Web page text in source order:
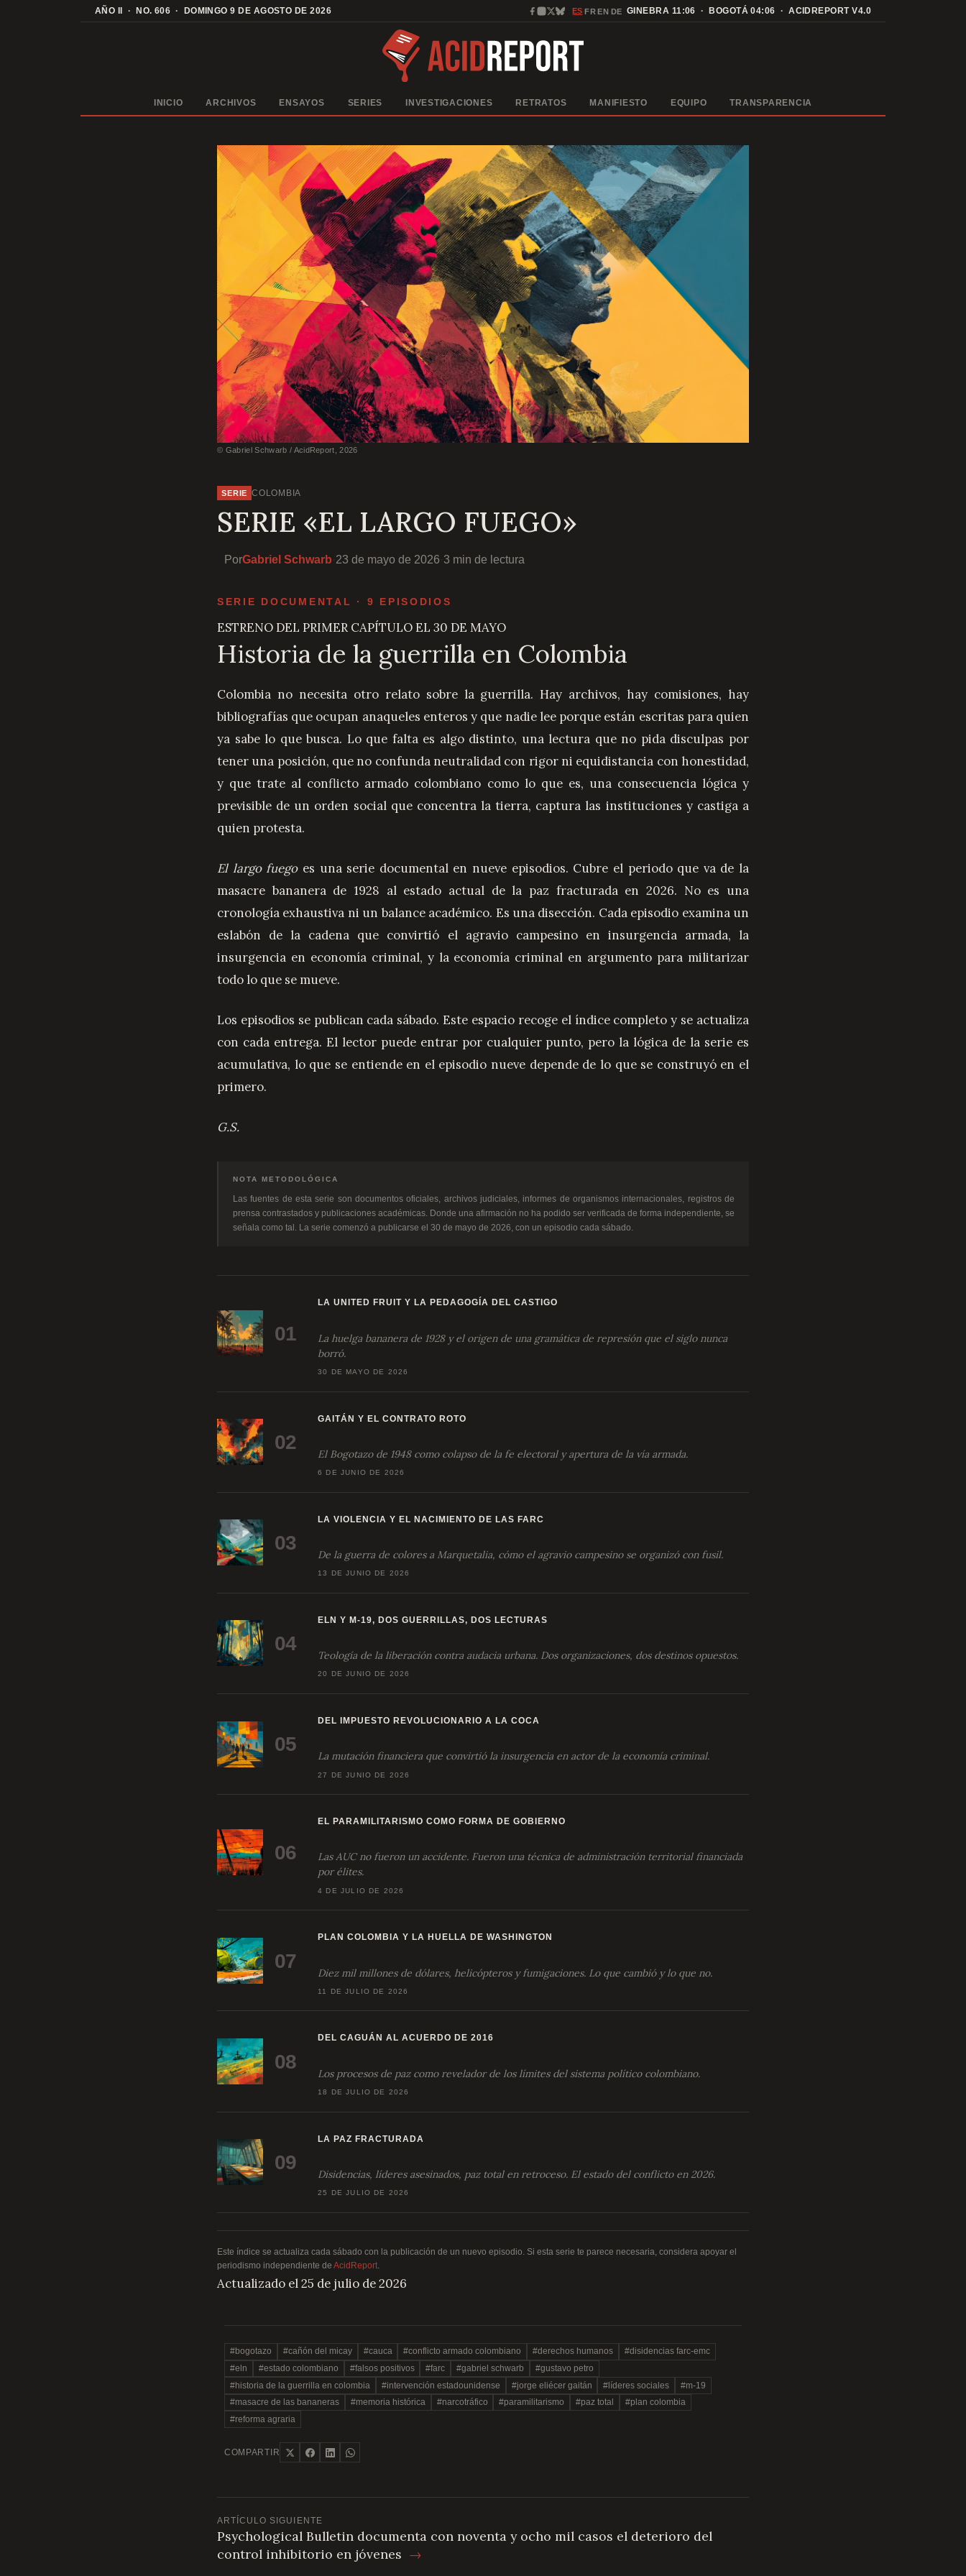
AÑO II · NO. 606 · DOMINGO 9 DE AGOSTO DE 2026 ES FR·EN DE GINEBRA 11:06 · BOGOTÁ04:06 · ACIDREPORT V4.0
INICIO ARCHIVOS ENSAYOS SERIES INVESTIGACIONES RETRATOS MANIFIESTO EQUIPO TRANSPARENCIA
© Gabriel Schwarb / AcidReport, 2026
SERIE COLOMBIA
SERIE «EL LARGO FUEGO»
PorGabriel Schwarb·23 de mayo de 2026·3 min de lectura
SERIE DOCUMENTAL · 9 EPISODIOS
ESTRENO DEL PRIMER CAPÍTULO EL 30 DE MAYO
Historia de la guerrilla en Colombia
Colombia no necesita otro relato sobre la guerrilla. Hay archivos, hay comisiones, hay
bibliografías que ocupan anaqueles enteros y que nadie lee porque están escritas para quien
ya sabe lo que busca. Lo que falta es algo distinto, una lectura que no pida disculpas por
tener una posición, que no confunda neutralidad con rigor ni equidistancia con honestidad,
y que trate al conflicto armado colombiano como lo que es, una consecuencia lógica y
previsible de un orden social que concentra la tierra, captura las instituciones y castiga a
quien protesta.
El largo fuegoes una serie documental en nueve episodios. Cubre el periodo que va de la
masacre bananera de 1928 al estado actual de la paz fracturada en 2026. No es una
cronología exhaustiva ni un balance académico. Es una disección. Cada episodio examina un
eslabón de la cadena que convirtió el agravio campesino en insurgencia armada, la
insurgencia en economía criminal, y la economía criminal en argumento para militarizar
todo lo que se mueve.
Los episodios se publican cada sábado. Este espacio recoge el índice completo y se actualiza
con cada entrega. El lector puede entrar por cualquier punto, pero la lógica de la serie es
acumulativa, lo que se entiende en el episodio nueve depende de lo que se construyó en el
primero.
G.S.
NOTA METODOLÓGICA
Las fuentes de esta serie son documentos oficiales, archivos judiciales, informes de organismos internacionales, registros de
prensa contrastados y publicaciones académicas. Donde una afirmación no ha podido ser verificada de forma independiente, se
señala como tal. La serie comenzó a publicarse el 30 de mayo de 2026, con un episodio cada sábado.
01
LA UNITED FRUIT Y LA PEDAGOGÍA DEL CASTIGO
La huelga bananera de 1928 y el origen de una gramática de represión que el siglo nunca
borró.
30 DE MAYO DE 2026
02
GAITÁN Y EL CONTRATO ROTO
El Bogotazo de 1948 como colapso de la fe electoral y apertura de la vía armada.
6 DE JUNIO DE 2026
03
LA VIOLENCIA Y EL NACIMIENTO DE LAS FARC
De la guerra de colores a Marquetalia, cómo el agravio campesino se organizó con fusil.
13 DE JUNIO DE 2026
04
ELN Y M-19, DOS GUERRILLAS, DOS LECTURAS
Teología de la liberación contra audacia urbana. Dos organizaciones, dos destinos opuestos.
20 DE JUNIO DE 2026
05
DEL IMPUESTO REVOLUCIONARIO A LA COCA
La mutación financiera que convirtió la insurgencia en actor de la economía criminal.
27 DE JUNIO DE 2026
06
EL PARAMILITARISMO COMO FORMA DE GOBIERNO
Las AUC no fueron un accidente. Fueron una técnica de administración territorial financiada
por élites.
4 DE JULIO DE 2026
07
PLAN COLOMBIA Y LA HUELLA DE WASHINGTON
Diez mil millones de dólares, helicópteros y fumigaciones. Lo que cambió y lo que no.
11 DE JULIO DE 2026
08
DEL CAGUÁN AL ACUERDO DE 2016
Los procesos de paz como revelador de los límites del sistema político colombiano.
18 DE JULIO DE 2026
09
LA PAZ FRACTURADA
Disidencias, líderes asesinados, paz total en retroceso. El estado del conflicto en 2026.
25 DE JULIO DE 2026
Este índice se actualiza cada sábado con la publicación de un nuevo episodio. Si esta serie te parece necesaria, considera apoyar el
periodismo independiente de AcidReport
Actualizado el 25 de julio de 2026
#bogotazo #cañón del micay #cauca #conflicto armado colombiano #derechos humanos
#disidencias farc-emc
#eln
#estado colombiano #falsos positivos #farc #gabriel schwarb
#gustavo petro
#historia de la guerrilla en colombia
#intervención estadounidense #jorge eliécer gaitán #líderes sociales
#m-19
#masacre de las bananeras
#memoria histórica #narcotráfico #paramilitarismo #paz total
#plan colombia
#reforma agraria
COMPARTIR
ARTÍCULO SIGUIENTE
Psychological Bulletin documenta con noventa y ocho mil casos el deterioro del
control inhibitorio en jóvenes →